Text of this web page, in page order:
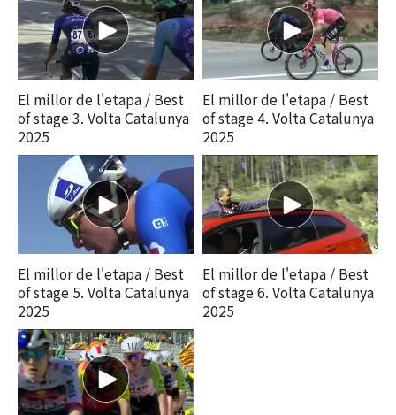
El millor de l'etapa / Best
of stage 3. Volta Catalunya
2025
El millor de l'etapa / Best
of stage 4. Volta Catalunya
2025
El millor de l'etapa / Best
of stage 5. Volta Catalunya
2025
El millor de l'etapa / Best
of stage 6. Volta Catalunya
2025